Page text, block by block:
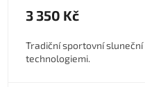
3 350 Kč
Tradiční sportovní
technologiemi.